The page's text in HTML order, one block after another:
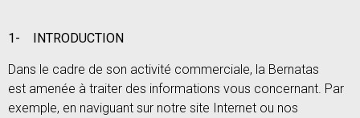
1- INTRODUCTION
Dans le cadre de son activité commerciale, la Bernatas
est amenée à traiter des informations vous concernant. Par
exemple, en naviguant sur notre site Internet ou nos